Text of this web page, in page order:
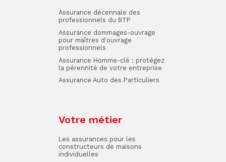
Assurance décennale des
professionnels du BTP
Assurance dommages-ouvrage
pour maîtres d'ouvrage
professionnels
Assurance Homme-clé : protégez
la pérennité de votre entreprise
Assurance Auto des Particuliers
Votre métier
Les assurances pour les
constructeurs de maisons
individuelles